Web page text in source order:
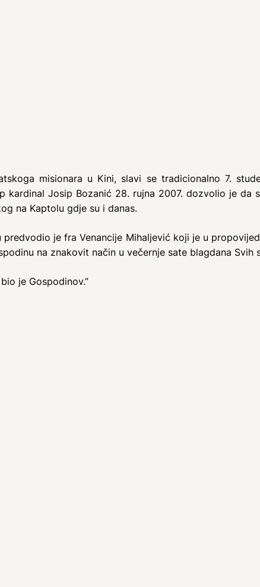
misionara u Kini, slavi se tradicionalno 7.
kardinal Josip Bozanić 28. rujna 2007. dozvolio je da
na Kaptolu gdje su i danas.
predvodio je fra Venancije Mihaljević koji je u
na znakovit način u večernje sate blagdana Svih
je Gospodinov.”